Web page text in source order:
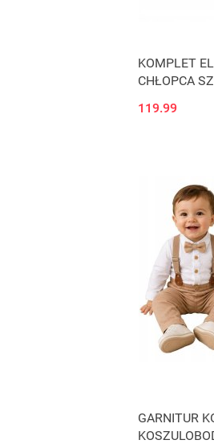
KOMPLET
CHŁOPCA
119.99
GARNITUR